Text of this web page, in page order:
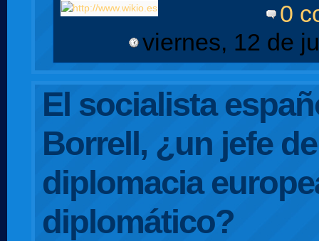
0
viernes, 12 de
El socialista
Borrell, ¿un jefe
diplomacia
diplomático?